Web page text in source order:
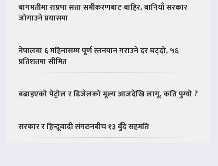
बागमतीमा राप्रपा सत्ता समीकरणबाट बाहिर, बानियाँ सरकार
जोगाउने प्रयासमा
नेपालमा ६ महिनासम्म पूर्ण स्तनपान गराउने दर घट्दो, ५६
प्रतिशतमा सीमित
बढाइएको पेट्रोल र डिजेलको मूल्य आजदेखि लागू, कति पुग्यो ?
सरकार र हिन्दूवादी संगठनबीच १३ बुँदे सहमति